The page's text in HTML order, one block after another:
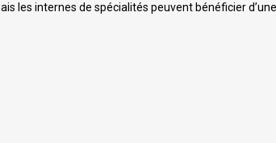
les internes de spécialités peuvent bénéficier